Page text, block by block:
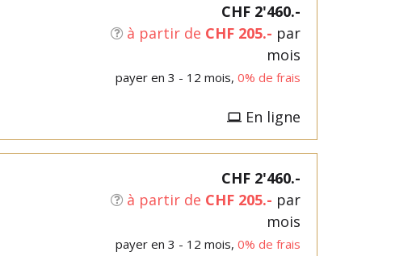
CHF 2'460.-
à partir de CHF 205.- par
mois
payer en 3 - 12 mois, 0% de frais
En ligne
CHF 2'460.-
à partir de CHF 205.- par
mois
payer en 3 - 12 mois, 0% de frais